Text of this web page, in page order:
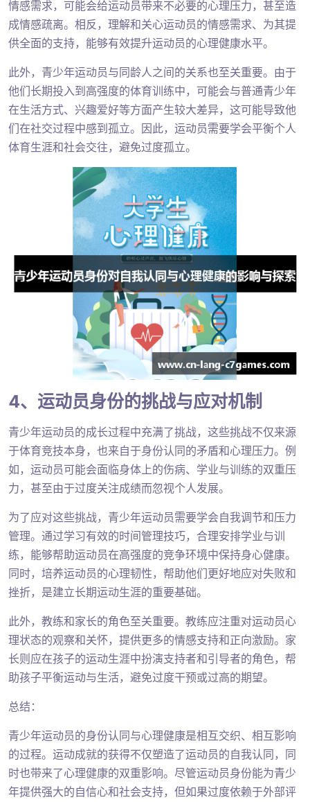
情感需求，可能会给运动员带来不必要的心理压力，甚至造
成情感疏离。相反，理解和关心运动员的情感需求、为其提
供全面的支持，能够有效提升运动员的心理健康水平。
此外，青少年运动员与同龄人之间的关系也至关重要。由于
他们长期投入到高强度的体育训练中，可能会与普通青少年
在生活方式、兴趣爱好等方面产生较大差异，这可能导致他
们在社交过程中感到孤立。因此，运动员需要学会平衡个人
体育生涯和社会交往，避免过度孤立。
4、运动员身份的挑战与应对机制
青少年运动员的成长过程中充满了挑战，这些挑战不仅来源
于体育竞技本身，也来自于身份认同的矛盾和心理压力。例
如，运动员可能会面临身体上的伤病、学业与训练的双重压
力，甚至由于过度关注成绩而忽视个人发展。
为了应对这些挑战，青少年运动员需要学会自我调节和压力
管理。通过学习有效的时间管理技巧，合理安排学业与训
练，能够帮助运动员在高强度的竞争环境中保持身心健康。
同时，培养运动员的心理韧性，帮助他们更好地应对失败和
挫折，是建立长期运动生涯的重要基础。
此外，教练和家长的角色至关重要。教练应注重对运动员心
理状态的观察和关怀，提供更多的情感支持和正向激励。家
长则应在孩子的运动生涯中扮演支持者和引导者的角色，帮
助孩子平衡运动与生活，避免过度干预或过高的期望。
总结：
青少年运动员的身份认同与心理健康是相互交织、相互影响
的过程。运动成就的获得不仅塑造了运动员的自我认同，同
时也带来了心理健康的双重影响。尽管运动员身份能为青少
年提供强大的自信心和社会支持，但如果过度依赖于外部评